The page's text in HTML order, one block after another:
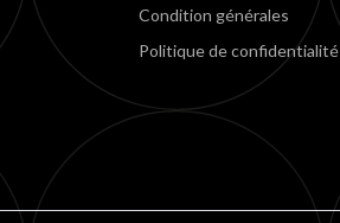
Condition générales
Politique de confidentialité